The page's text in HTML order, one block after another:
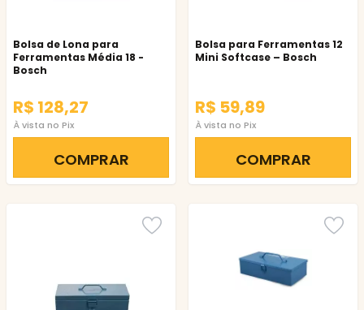
Bolsa de Lona para
Ferramentas Média 18 -
Bosch
R$ 128,27
À vista no Pix
COMPRAR
Bolsa para Ferramentas 12
Mini Softcase – Bosch
R$ 59,89
À vista no Pix
COMPRAR